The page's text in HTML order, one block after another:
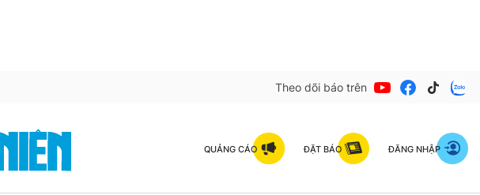
Theo dõi báo trên
QUẢNG CÁO ĐẶT BÁO ĐĂNG NHẬP